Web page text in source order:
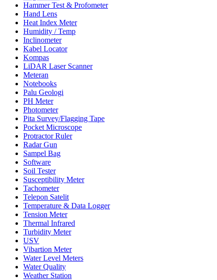
Hammer Test & Profometer
Hand Lens
Heat Index Meter
Humidity / Temp
Inclinometer
Kabel Locator
Kompas
LiDAR Laser Scanner
Meteran
Notebooks
Palu Geologi
PH Meter
Photometer
Pita Survey/Flagging Tape
Pocket Microscope
Protractor Ruler
Radar Gun
Sampel Bag
Software
Soil Tester
Susceptibility Meter
Tachometer
Telepon Satelit
Temperature & Data Logger
Tension Meter
Thermal Infrared
Turbidity Meter
USV
Vibartion Meter
Water Level Meters
Water Quality
Weather Station